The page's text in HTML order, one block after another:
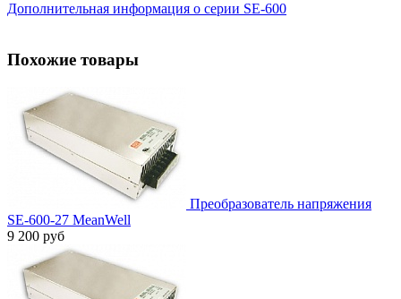
Дополнительная информация о серии SE-600
Похожие товары
Преобразователь напряжения
SE-600-27 MeanWell
9 200 руб